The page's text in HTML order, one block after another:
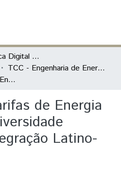
UNILA | Biblioteca Digital de Trabalhos de Conclusão de Curso
TCC - Engenharia de Energia
Análise das Tarifas de Energia Elétrica da Universidade Federal da Integração Latino-Americana.
de Energia
Latino-